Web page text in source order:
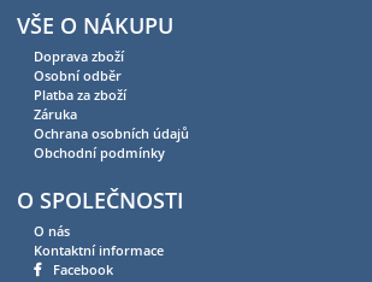
VŠE O NÁKUPU
Doprava zboží
Osobní odběr
Platba za zboží
Záruka
Ochrana osobních údajů
Obchodní podmínky
O SPOLEČNOSTI
O nás
Kontaktní informace
Facebook